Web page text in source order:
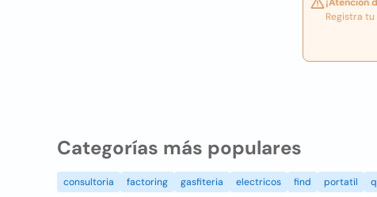
Registra
Categorías más populares
consultoria factoring gasfiteria electricos find portatil